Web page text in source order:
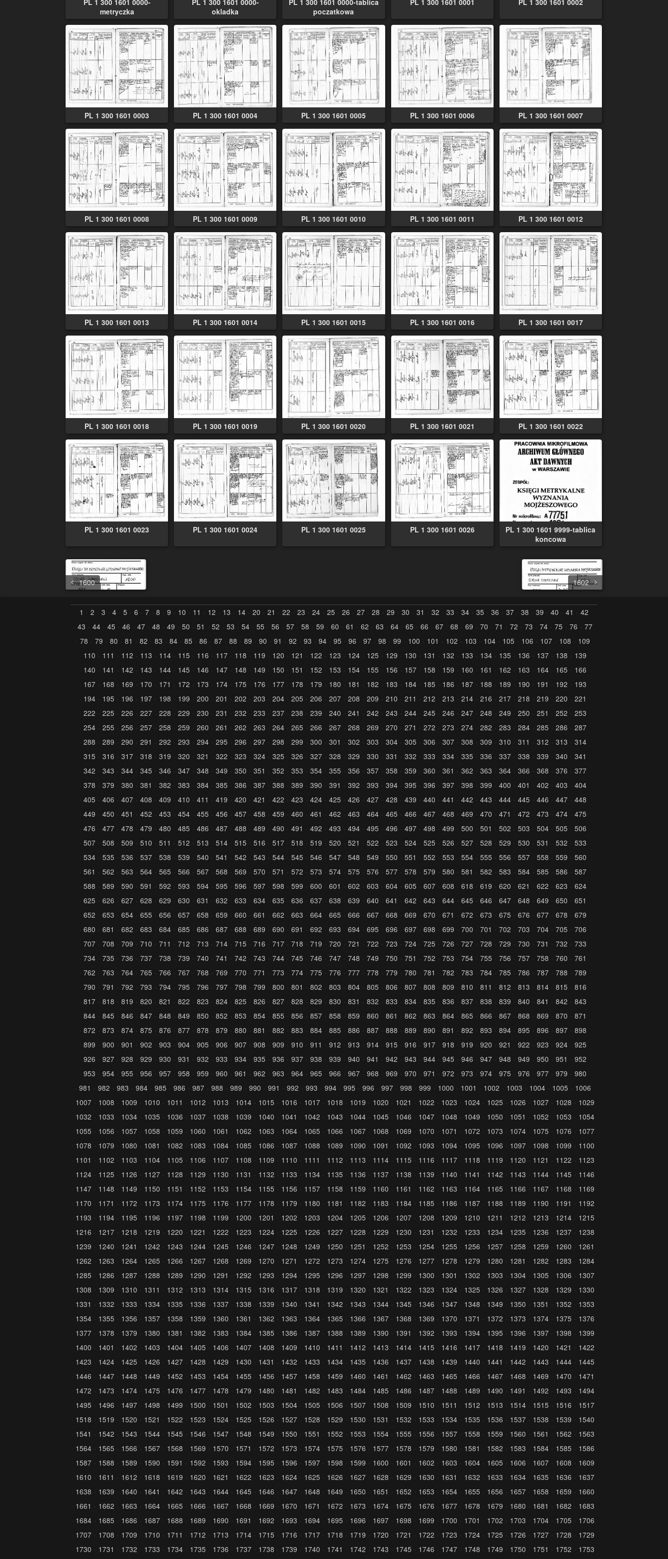
PL 1 300 1601 0000-
metryczka
PL 1 300 1601 0000-
okladka
PL 1 300 1601 0000-tablica
poczatkowa
PL 1 300 1601 0001 PL 1 300 1601 0002
PL 1 300 1601 0003 PL 1 300 1601 0004 PL 1 300 1601 0005 PL 1 300 1601 0006 PL 1 300 1601 0007
PL 1 300 1601 0008 PL 1 300 1601 0009 PL 1 300 1601 0010 PL 1 300 1601 0011 PL 1 300 1601 0012
PL 1 300 1601 0013 PL 1 300 1601 0014 PL 1 300 1601 0015 PL 1 300 1601 0016 PL 1 300 1601 0017
PL 1 300 1601 0018 PL 1 300 1601 0019 PL 1 300 1601 0020 PL 1 300 1601 0021 PL 1 300 1601 0022
PL 1 300 1601 0023 PL 1 300 1601 0024 PL 1 300 1601 0025 PL 1 300 1601 0026
PL 1 300 1601 9999-tablica
koncowa
1600 1602
1 2 3 4 5 6 7 8 9 10 11 12 13 14 20 21 22 23 24 25 26 27 28 29 30 31 32 33 34 35 36 37 38 39 40 41
42
43
44 45 46 47 48 49 50 51 52 53 54 55 56 57 58 59 60 61 62 63 64 65 66 67 68 69 70 71 72 73 74 75 76
77
78
79 80 81 82 83 84 85 86 87 88 89 90 91 92 93 94 95 96 97 98 99 100 101 102 103 104 105 106 107 108
109
110
111 112 113 114 115 116 117 118 119 120 121 122 123 124 125 129 130 131 132 133 134 135 136 137 138
139
140
141 142 143 144 145 146 147 148 149 150 151 152 153 154 155 156 157 158 159 160 161 162 163 164 165
166
167
168 169 170 171 172 173 174 175 176 177 178 179 180 181 182 183 184 185 186 187 188 189 190 191 192
193
194
195 196 197 198 199 200 201 202 203 204 205 206 207 208 209 210 211 212 213 214 216 217 218 219 220
221
222
225 226 227 228 229 230 231 232 233 237 238 239 240 241 242 243 244 245 246 247 248 249 250 251 252
253
254
255 256 257 258 259 260 261 262 263 264 265 266 267 268 269 270 271 272 273 274 282 283 284 285 286
287
288
289 290 291 292 293 294 295 296 297 298 299 300 301 302 303 304 305 306 307 308 309 310 311 312 313
314
315
316 317 318 319 320 321 322 323 324 325 326 327 328 329 330 331 332 333 334 335 336 337 338 339 340
341
342
343 344 345 346 347 348 349 350 351 352 353 354 355 356 357 358 359 360 361 362 363 364 366 368 376
377
378
379 380 381 382 383 384 385 386 387 388 389 390 391 392 393 394 395 396 397 398 399 400 401 402 403
404
405
406 407 408 409 410 411 419 420 421 422 423 424 425 426 427 428 439 440 441 442 443 444 445 446 447
448
449
450 451 452 453 454 455 456 457 458 459 460 461 462 463 464 465 466 467 468 469 470 471 472 473 474
475
476
477 478 479 480 485 486 487 488 489 490 491 492 493 494 495 496 497 498 499 500 501 502 503 504 505
506
507
508 509 510 511 512 513 514 515 516 517 518 519 520 521 522 523 524 525 526 527 528 529 530 531 532
533
534
535 536 537 538 539 540 541 542 543 544 545 546 547 548 549 550 551 552 553 554 555 556 557 558 559
560
561
562 563 564 565 566 567 568 569 570 571 572 573 574 575 576 577 578 579 580 581 582 583 584 585 586
587
588
589 590 591 592 593 594 595 596 597 598 599 600 601 602 603 604 605 607 608 618 619 620 621 622 623
624
625
626 627 628 629 630 631 632 633 634 635 636 637 638 639 640 641 642 643 644 645 646 647 648 649 650
651
652
653 654 655 656 657 658 659 660 661 662 663 664 665 666 667 668 669 670 671 672 673 675 676 677 678
679
680
681 682 683 684 685 686 687 688 689 690 691 692 693 694 695 696 697 698 699 700 701 702 703 704 705
706
707
708 709 710 711 712 713 714 715 716 717 718 719 720 721 722 723 724 725 726 727 728 729 730 731 732
733
734
735 736 737 738 739 740 741 742 743 744 745 746 747 748 749 750 751 752 753 754 755 756 757 758 760
761
762
763 764 765 766 767 768 769 770 771 773 774 775 776 777 778 779 780 781 782 783 784 785 786 787 788
789
790
791 792 793 794 795 796 797 798 799 800 801 802 803 804 805 806 807 808 809 810 811 812 813 814 815
816
817
818 819 820 821 822 823 824 825 826 827 828 829 830 831 832 833 834 835 836 837 838 839 840 841 842
843
844
845 846 847 848 849 850 852 853 854 855 856 857 858 859 860 861 862 863 864 865 866 867 868 869 870
871
872
873 874 875 876 877 878 879 880 881 882 883 884 885 886 887 888 889 890 891 892 893 894 895 896 897
898
899
900 901 902 903 904 905 906 907 908 909 910 911 912 913 914 915 916 917 918 919 920 921 922 923 924
925
926
927 928 929 930 931 932 933 934 935 936 937 938 939 940 941 942 943 944 945 946 947 948 949 950 951
952
953
954 955 956 957 958 959 960 961 962 963 964 965 966 967 968 969 970 971 972 973 974 975 976 977 979
980
981
982 983 984 985 986 987 988 989 990 991 992 993 994 995 996 997 998 999 1000 1001 1002 1003 1004 1005
1006
1007
1008 1009 1010 1011 1012 1013 1014 1015 1016 1017 1018 1019 1020 1021 1022 1023 1024 1025 1026 1027 1028
1029
1032
1033 1034 1035 1036 1037 1038 1039 1040 1041 1042 1043 1044 1045 1046 1047 1048 1049 1050 1051 1052 1053
1054
1055
1056 1057 1058 1059 1060 1061 1062 1063 1064 1065 1066 1067 1068 1069 1070 1071 1072 1073 1074 1075 1076
1077
1078
1079 1080 1081 1082 1083 1084 1085 1086 1087 1088 1089 1090 1091 1092 1093 1094 1095 1096 1097 1098 1099
1100
1101
1102 1103 1104 1105 1106 1107 1108 1109 1110 1111 1112 1113 1114 1115 1116 1117 1118 1119 1120 1121 1122
1123
1124
1125 1126 1127 1128 1129 1130 1131 1132 1133 1134 1135 1136 1137 1138 1139 1140 1141 1142 1143 1144 1145
1146
1147
1148 1149 1150 1151 1152 1153 1154 1155 1156 1157 1158 1159 1160 1161 1162 1163 1164 1165 1166 1167 1168
1169
1170
1171 1172 1173 1174 1175 1176 1177 1178 1179 1180 1181 1182 1183 1184 1185 1186 1187 1188 1189 1190 1191
1192
1193
1194 1195 1196 1197 1198 1199 1200 1201 1202 1203 1204 1205 1206 1207 1208 1209 1210 1211 1212 1213 1214
1215
1216
1217 1218 1219 1220 1221 1222 1223 1224 1225 1226 1227 1228 1229 1230 1231 1232 1233 1234 1235 1236 1237
1238
1239
1240 1241 1242 1243 1244 1245 1246 1247 1248 1249 1250 1251 1252 1253 1254 1255 1256 1257 1258 1259 1260
1261
1262
1263 1264 1265 1266 1267 1268 1269 1270 1271 1272 1273 1274 1275 1276 1277 1278 1279 1280 1281 1282 1283
1284
1285
1286 1287 1288 1289 1290 1291 1292 1293 1294 1295 1296 1297 1298 1299 1300 1301 1302 1303 1304 1305 1306
1307
1308
1309 1310 1311 1312 1313 1314 1315 1316 1317 1318 1319 1320 1321 1322 1323 1324 1325 1326 1327 1328 1329
1330
1331
1332 1333 1334 1335 1336 1337 1338 1339 1340 1341 1342 1343 1344 1345 1346 1347 1348 1349 1350 1351 1352
1353
1354
1355 1356 1357 1358 1359 1360 1361 1362 1363 1364 1365 1366 1367 1368 1369 1370 1371 1372 1373 1374 1375
1376
1377
1378 1379 1380 1381 1382 1383 1384 1385 1386 1387 1388 1389 1390 1391 1392 1393 1394 1395 1396 1397 1398
1399
1400
1401 1402 1403 1404 1405 1406 1407 1408 1409 1410 1411 1412 1413 1414 1415 1416 1417 1418 1419 1420 1421
1422
1423
1424 1425 1426 1427 1428 1429 1430 1431 1432 1433 1434 1435 1436 1437 1438 1439 1440 1441 1442 1443 1444
1445
1446
1447 1448 1449 1452 1453 1454 1455 1456 1457 1458 1459 1460 1461 1462 1463 1465 1466 1467 1468 1469 1470
1471
1472
1473 1474 1475 1476 1477 1478 1479 1480 1481 1482 1483 1484 1485 1486 1487 1488 1489 1490 1491 1492 1493
1494
1495
1496 1497 1498 1499 1500 1501 1502 1503 1504 1505 1506 1507 1508 1509 1510 1511 1512 1513 1514 1515 1516
1517
1518
1519 1520 1521 1522 1523 1524 1525 1526 1527 1528 1529 1530 1531 1532 1533 1534 1535 1536 1537 1538 1539
1540
1541
1542 1543 1544 1545 1546 1547 1548 1549 1550 1551 1552 1553 1554 1555 1556 1557 1558 1559 1560 1561 1562
1563
1564
1565 1566 1567 1568 1569 1570 1571 1572 1573 1574 1575 1576 1577 1578 1579 1580 1581 1582 1583 1584 1585
1586
1587
1588 1589 1590 1591 1592 1593 1594 1595 1596 1597 1598 1599 1600 1601 1602 1603 1604 1605 1606 1607 1608
1609
1610
1611 1612 1618 1619 1620 1621 1622 1623 1624 1625 1626 1627 1628 1629 1630 1631 1632 1633 1634 1635 1636
1637
1638
1639 1640 1641 1642 1643 1644 1645 1646 1647 1648 1649 1650 1651 1652 1653 1654 1655 1656 1657 1658 1659
1660
1661
1662 1663 1664 1665 1666 1667 1668 1669 1670 1671 1672 1673 1674 1675 1676 1677 1678 1679 1680 1681 1682
1683
1684
1685 1686 1687 1688 1689 1690 1691 1692 1693 1694 1695 1696 1697 1698 1699 1700 1701 1702 1703 1704 1705
1706
1707
1708 1709 1710 1711 1712 1713 1714 1715 1716 1717 1718 1719 1720 1721 1722 1723 1724 1725 1726 1727 1728
1729
1730
1731 1732 1733 1734 1735 1736 1737 1738 1739 1740 1741 1742 1743 1745 1746 1747 1748 1749 1750 1751 1752
1753